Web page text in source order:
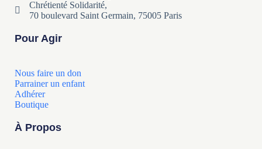
Chrétienté Solidarité,
70 boulevard Saint Germain, 75005 Paris
Pour Agir
Nous faire un don
Parrainer un enfant
Adhérer
Boutique
À Propos